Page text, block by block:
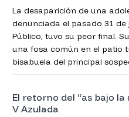
La desaparición de una
denunciada el pasado 31
Público, tuvo su peor final.
una fosa común en el patio
bisabuela del principal
El retorno del “as bajo
V Azulada